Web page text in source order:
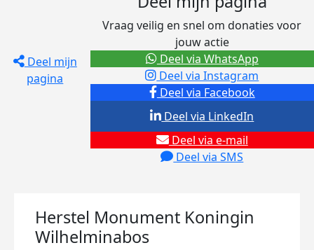
Deel mijn
pagina
Vraag veilig en snel om donaties voor
jouw actie
Deel via Facebook
Deel via Instagram
Deel via e-mail
Deel via SMS
Deel via LinkedIn
Deel via WhatsApp
Herstel Monument Koningin
Wilhelminabos